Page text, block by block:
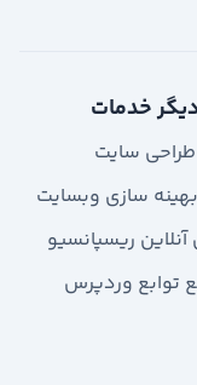
خدمات
طراحی سایت
سازی وبسایت
ریسپانسیو
توابع وردپرس